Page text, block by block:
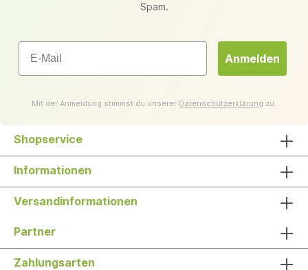
Spam.
Email
Anmelden
Mit der Anmeldung stimmst du unserer Datenschutzerklärung zu.
Shopservice
Informationen
Versandinformationen
Partner
Zahlungsarten